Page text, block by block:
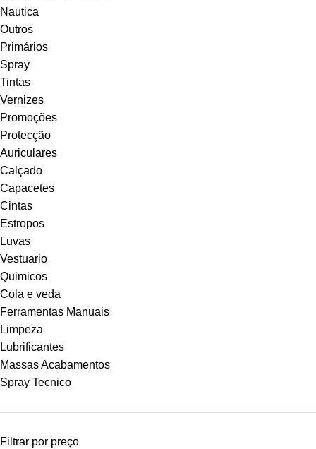
Nautica
Outros
Primários
Spray
Tintas
Vernizes
Promoções
Protecção
Auriculares
Calçado
Capacetes
Cintas
Estropos
Luvas
Vestuario
Quimicos
Cola e veda
Ferramentas Manuais
Limpeza
Lubrificantes
Massas Acabamentos
Spray Tecnico
Filtrar por preço